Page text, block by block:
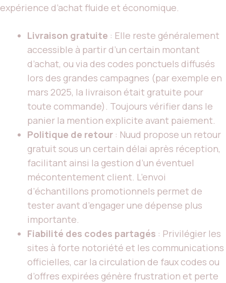
expérience d’achat fluide et économique.
Livraison gratuite : Elle reste généralement
accessible à partir d’un certain montant
d’achat, ou via des codes ponctuels diffusés
lors des grandes campagnes (par exemple en
mars 2025, la livraison était gratuite pour
toute commande). Toujours vérifier dans le
panier la mention explicite avant paiement.
Politique de retour : Nuud propose un retour
gratuit sous un certain délai après réception,
facilitant ainsi la gestion d’un éventuel
mécontentement client. L’envoi
d’échantillons promotionnels permet de
tester avant d’engager une dépense plus
importante.
Fiabilité des codes partagés : Privilégier les
sites à forte notoriété et les communications
officielles, car la circulation de faux codes ou
d’offres expirées génère frustration et perte